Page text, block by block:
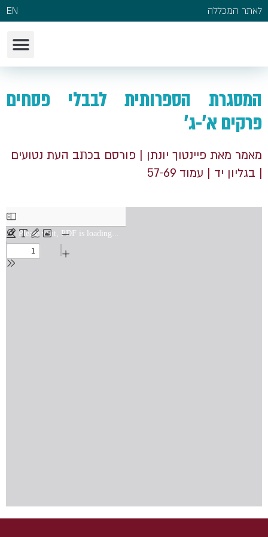
לאתר המכללה EN
המסגרת הספרותית לבבלי פסחים
פרקים א'-ג'
מאמר מאת פיינטוך יונתן | פורסם בכתב העת נטועים
| בגליון יד | עמוד 57-69